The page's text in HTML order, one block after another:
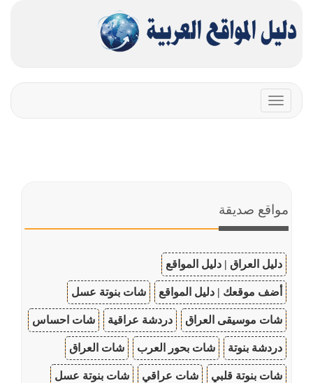
Toggle
navigation
مواقع صديقة
دليل العراق | دليل المواقع
أضف موقعك | دليل المواقع شات بنوتة عسل
شات موسيقى العراق دردشة عراقية شات احساس
دردشة بنوتة شات بحور العرب شات العراق
شات بنوتة قلبي شات عراقي شات بنوتة عسل